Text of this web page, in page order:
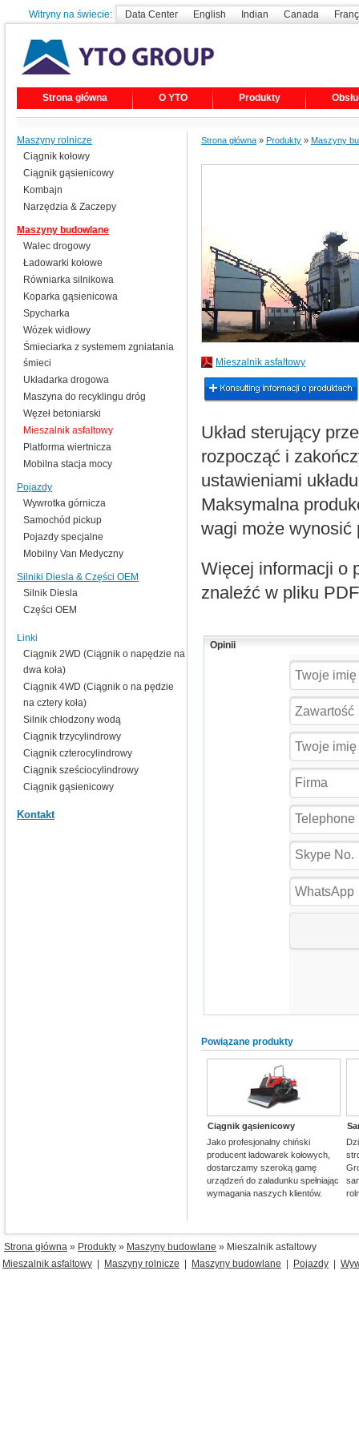
Witryny na świecie: Data Center English Indian Canada
Strona główna O YTO Produkty
Strona główna » Produkty » Maszyny
Mieszalnik asfaltowy
Układ sterujący
rozpocząć i
ustawieniami
Maksymalna
wagi może wynosić
Więcej informacji o
znaleźć w pliku
Opinii
Powiązane produkty
Ciągnik gąsienicowy
Jako profesjonalny chiński
producent ładowarek kołowych,
dostarczamy szeroką gamę
urządzeń do załadunku spełniając
wymagania naszych klientów.
Maszyny rolnicze
Ciągnik kołowy
Ciągnik gąsienicowy
Kombajn
Narzędzia & Zaczepy
Maszyny budowlane
Walec drogowy
Ładowarki kołowe
Równiarka silnikowa
Koparka gąsienicowa
Spycharka
Wózek widłowy
Śmieciarka z systemem zgniatania
śmieci
Układarka drogowa
Maszyna do recyklingu dróg
Węzeł betoniarski
Mieszalnik asfaltowy
Platforma wiertnicza
Mobilna stacja mocy
Pojazdy
Wywrotka górnicza
Samochód pickup
Pojazdy specjalne
Mobilny Van Medyczny
Silniki Diesla & Części OEM
Silnik Diesla
Części OEM
Linki
Ciągnik 2WD (Ciągnik o napędzie na
dwa koła)
Ciągnik 4WD (Ciągnik o na pędzie
na cztery koła)
Silnik chłodzony wodą
Ciągnik trzycylindrowy
Ciągnik czterocylindrowy
Ciągnik sześciocylindrowy
Ciągnik gąsienicowy
Kontakt
Strona główna » Produkty » Maszyny budowlane » Mieszalnik asfaltowy
Mieszalnik asfaltowy
Maszyny rolnicze Maszyny budowlane Pojazdy